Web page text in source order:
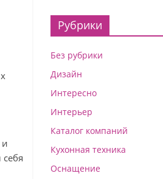
Рубрики
Без рубрики
Дизайн
Интересно
Интерьер
Каталог компаний
Кухонная техника
Оснащение